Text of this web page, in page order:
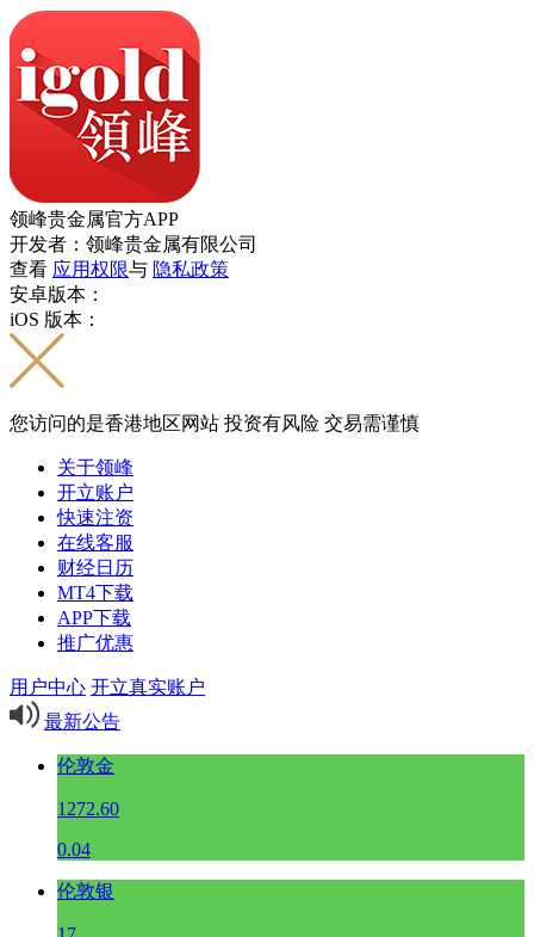
领峰贵金属官方APP
开发者：领峰贵金属有限公司
查看 应用权限与 隐私政策
安卓版本：
iOS 版本：
您访问的是香港地区网站 投资有风险 交易需谨慎
关于领峰
开立账户
快速注资
在线客服
财经日历
MT4下载
APP下载
推广优惠
用户中心 开立真实账户
最新公告
伦敦金
1272.60
0.04
伦敦银